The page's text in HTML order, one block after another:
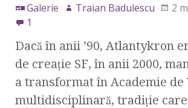
Galerie Traian Badulescu
2
1
Dacă în anii ’90, Atlantykron
de creaţie SF, în anii 2000,
a transformat în Academie de
multidisciplinară, tradiţie